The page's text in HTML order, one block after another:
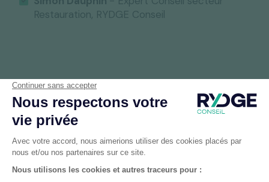
Restauration, RYDGE Conseil
Nos événements et nos articles
Découvrez nos
événementsetarticles